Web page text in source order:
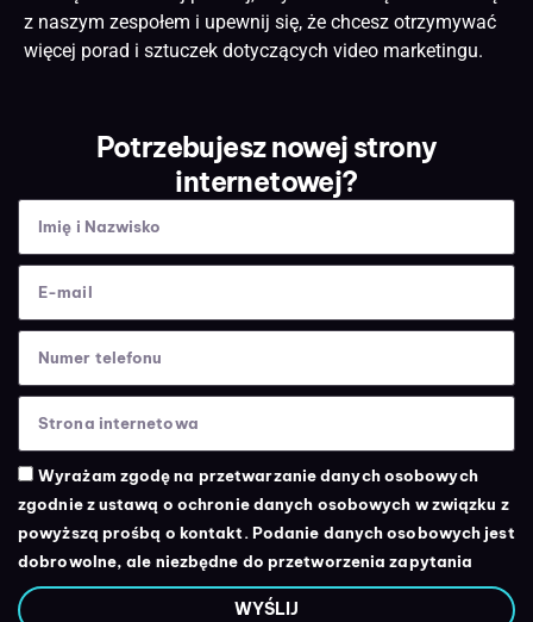
z naszym zespołem i upewnij się, że chcesz otrzymywać
więcej porad i sztuczek dotyczących video marketingu.
Potrzebujesz nowej strony
internetowej?
Wyrażam zgodę na przetwarzanie danych osobowych
zgodnie z ustawą o ochronie danych osobowych w związku z
powyższą prośbą o kontakt. Podanie danych osobowych jest
dobrowolne, ale niezbędne do przetworzenia zapytania
WYŚLIJ